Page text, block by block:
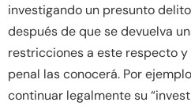
investigando un presunto
después de que se devuelva
restricciones a este respecto
penal las conocerá. Por
continuar legalmente su